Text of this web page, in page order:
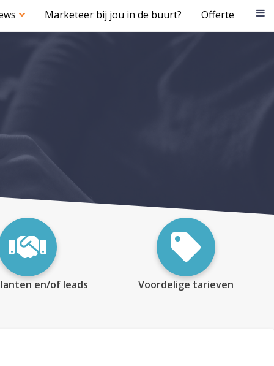
Marketeer bij jou in de buurt? Offerte
en/of leads Voordelige tarieven